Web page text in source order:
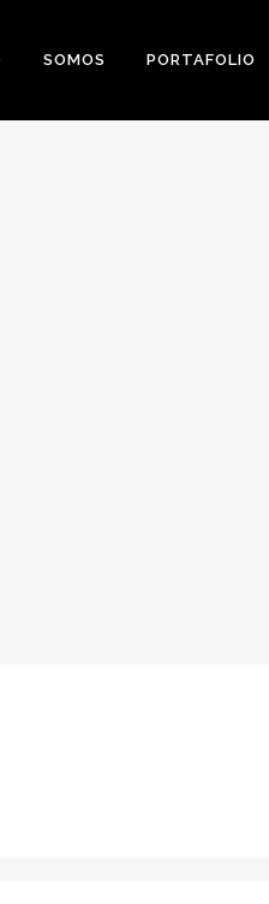
SOMOS PORTAFOLIO